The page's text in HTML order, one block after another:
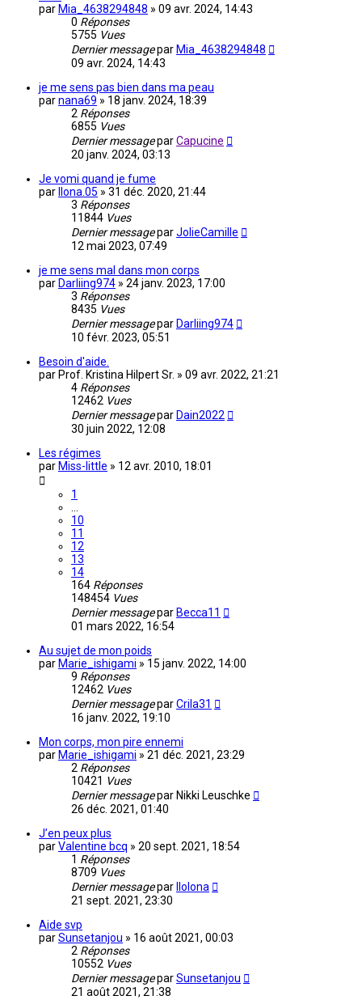
par Mia_4638294848 » 09 avr. 2024, 14:43
0 Réponses
5755 Vues
Dernier messagepar Mia_4638294848
09 avr. 2024, 14:43
je me sens pas bien dans ma peau
parnana69 » 18 janv. 2024, 18:39
2 Réponses
6855 Vues
Dernier messageparCapucine
20 janv. 2024, 03:13
Je vomi quand je fume
par Ilona.05 » 31 déc. 2020, 21:44
3 Réponses
11844 Vues
Dernier messageparJolieCamille
12 mai 2023, 07:49
je me sens mal dans mon corps
par Darliing974 » 24 janv. 2023, 17:00
3 Réponses
8435 Vues
Dernier messagepar Darliing974
10 févr. 2023, 05:51
Besoin d'aide.
par Prof. Kristina Hilpert Sr. » 09 avr. 2022, 21:21
4 Réponses
12462 Vues
Dernier messagepar Dain2022
30 juin 2022, 12:08
Les régimes
par Miss-little » 12 avr. 2010, 18:01
1
10
11
12
13
14
164 Réponses
148454 Vues
Dernier messagepar Becca11
01 mars 2022, 16:54
Au sujet de mon poids
par Marie_ishigami » 15 janv. 2022, 14:00
9 Réponses
12462 Vues
Dernier messageparCrila31
16 janv. 2022, 19:10
Mon corps, mon pire ennemi
par Marie_ishigami » 21 déc. 2021, 23:29
2 Réponses
10421 Vues
Dernier messagepar Nikki Leuschke
26 déc. 2021, 01:40
J’en peux plus
parValentine bcq » 20 sept. 2021, 18:54
1 Réponses
8709 Vues
Dernier messagepar Ilolona
21 sept. 2021, 23:30
Aide svp
parSunsetanjou » 16 août 2021, 00:03
2 Réponses
10552 Vues
Dernier messageparSunsetanjou
21 août 2021, 21:38